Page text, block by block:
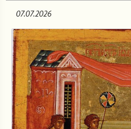
07.07.2026